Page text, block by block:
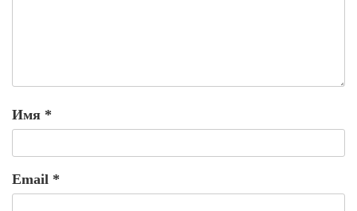
Имя *
Email *